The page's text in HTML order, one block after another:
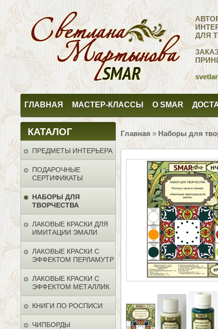
ДЛЯ
ГЛАВНАЯ МАСТЕР-КЛАССЫ О SMAR
КАТАЛОГ
ПРЕДМЕТЫ ИНТЕРЬЕРА
ПОДАРОЧНЫЕ
СЕРТИФИКАТЫ
НАБОРЫ ДЛЯ
ТВОРЧЕСТВА
ЛАКОВЫЕ КРАСКИ ДЛЯ
ИМИТАЦИИ ЭМАЛИ
ЛАКОВЫЕ КРАСКИ С
ЭФФЕКТОМ ПЕРЛАМУТР
ЛАКОВЫЕ КРАСКИ С
ЭФФЕКТОМ МЕТАЛЛИК
КНИГИ ПО РОСПИСИ
ЧИПБОРДЫ
Главная » Наборы для